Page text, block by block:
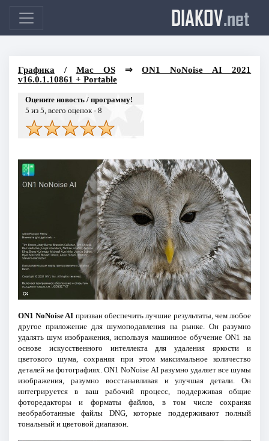
DIAKOV.net
Графика / Mac OS⇒ON1 NoNoise AI 2021
v16.0.1.10861 + Portable
Оцените новость / программу!
5 из 5, всего оценок - 8
ON1 NoNoise AI призван обеспечить лучшие результаты, чем любое
другое приложение для шумоподавления на рынке. Он разумно
удалять шум изображения, используя машинное обучение ON1 на
основе искусственного интеллекта для удаления яркости и
цветового шума, сохраняя при этом максимальное количество
деталей на фотографиях. ON1 NoNoise AI разумно удаляет все шумы
изображения, разумно восстанавливая и улучшая детали. Он
интегрируется в ваш рабочий процесс, поддерживая общие
фоторедакторы и форматы файлов, в том числе сохраняя
необработанные файлы DNG, которые поддерживают полный
тональный и цветовой диапазон.